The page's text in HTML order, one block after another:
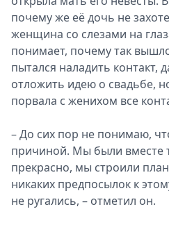
почему же её дочь не
женщина со слезами на
понимает, почему так
пытался наладить контакт,
отложить идею о свадьбе,
порвала с женихом все
– До сих пор не понимаю,
причиной. Мы были вместе
прекрасно, мы строили
никаких предпосылок к
не ругались, – отметил он.